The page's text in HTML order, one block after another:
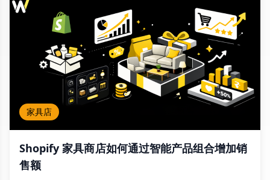
家具店
Shopify 家具商店如何通过智能产品组合增加销
售额